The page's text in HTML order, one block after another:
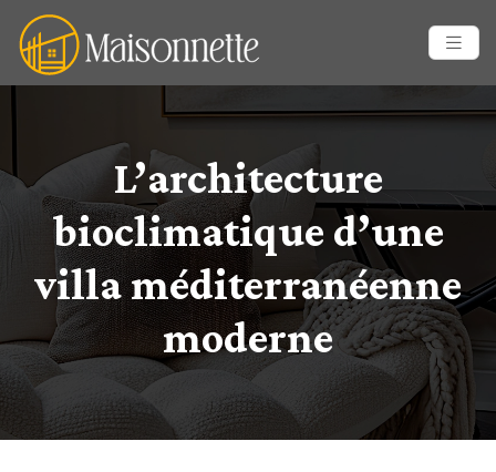
L’architecture
bioclimatique d’une
villa méditerranéenne
moderne